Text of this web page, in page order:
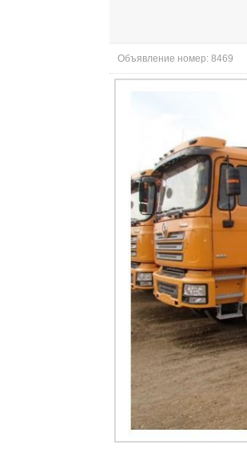
Объявление номер: 8469